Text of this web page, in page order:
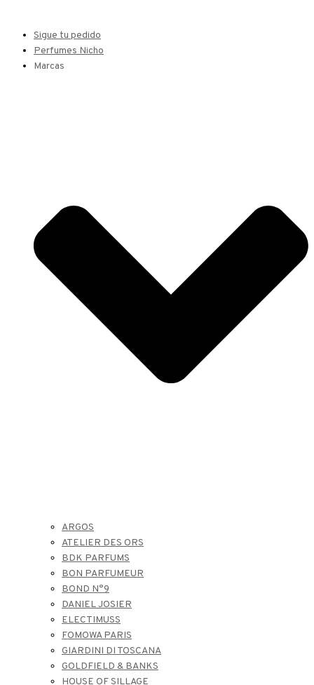
Sigue tu pedido
Perfumes Nicho
Marcas
ARGOS
ATELIER DES ORS
BDK PARFUMS
BON PARFUMEUR
BOND N°9
DANIEL JOSIER
ELECTIMUSS
FOMOWA PARIS
GIARDINI DI TOSCANA
GOLDFIELD & BANKS
HOUSE OF SILLAGE